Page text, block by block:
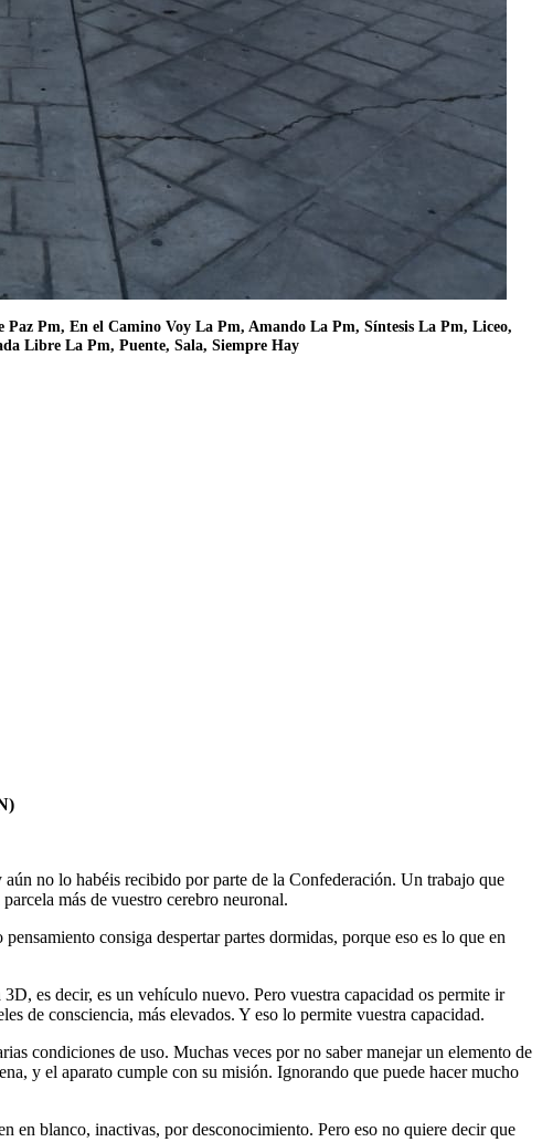
Paz Pm, En el Camino Voy La Pm, Amando La Pm, Síntesis La Pm, Liceo,
Libre La Pm, Puente, Sala, Siempre Hay
no lo habéis recibido por parte de la Confederación. Un trabajo que
más de vuestro cerebro neuronal.
consiga despertar partes dormidas, porque eso es lo que en
es decir, es un vehículo nuevo. Pero vuestra capacidad os permite ir
de consciencia, más elevados. Y eso lo permite vuestra capacidad.
condiciones de uso. Muchas veces por no saber manejar un elemento de
y el aparato cumple con su misión. Ignorando que puede hacer mucho
en blanco, inactivas, por desconocimiento. Pero eso no quiere decir que